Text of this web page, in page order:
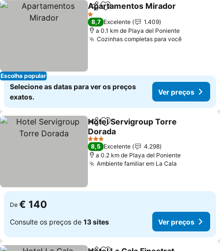
Escolha popular
PartilharAdicionar aos favoritos
Apartamentos Mirador
1 Estrelas
8,7 Excelente
1.409
a 0.1 km de Playa del Poniente
Cozinhas completas para você
Selecione as datas para ver os preços
exatos.
Ver preços
PartilharAdicionar aos favoritos
Hotel Servigroup Torre
Dorada
3 Estrelas
8,5 Excelente
4.298
a 0.2 km de Playa del Poniente
Ambiente familiar em La Cala
De € 140
Consulte os preços de 13 sites Ver preços